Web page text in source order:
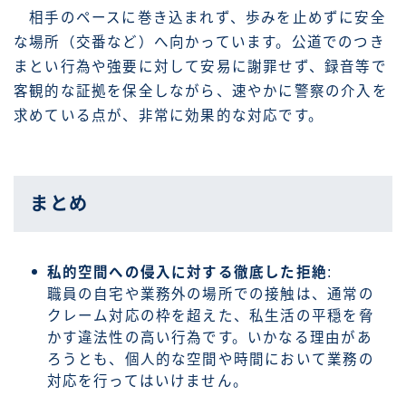
相手のペースに巻き込まれず、歩みを止めずに安全
な場所（交番など）へ向かっています。公道でのつき
まとい行為や強要に対して安易に謝罪せず、録音等で
客観的な証拠を保全しながら、速やかに警察の介入を
求めている点が、非常に効果的な対応です。
まとめ
私的空間への侵入に対する徹底した拒絶:
職員の自宅や業務外の場所での接触は、通常の
クレーム対応の枠を超えた、私生活の平穏を脅
かす違法性の高い行為です。いかなる理由があ
ろうとも、個人的な空間や時間において業務の
対応を行ってはいけません。